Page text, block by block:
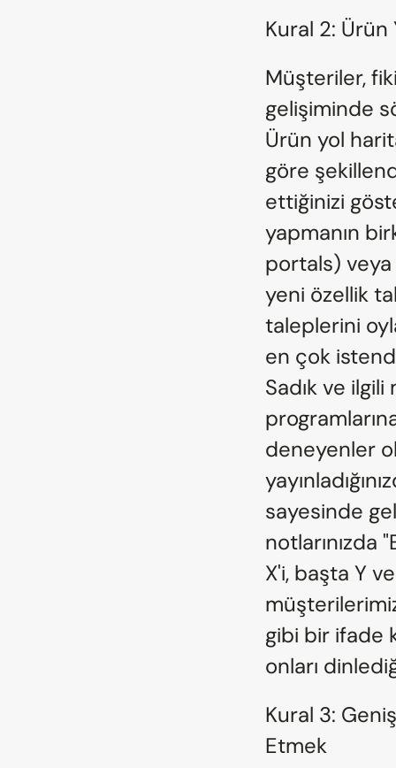
Kural 2: Ürün
Müşteriler,
gelişiminde
Ürün yol
göre
ettiğinizi
yapmanın
portals) veya
yeni özellik
taleplerini
en çok
Sadık ve
deneyenler
sayesinde
notlarınızda
X'i, başta Y
gibi bir ifade
onları
Kural 3:
Etmek